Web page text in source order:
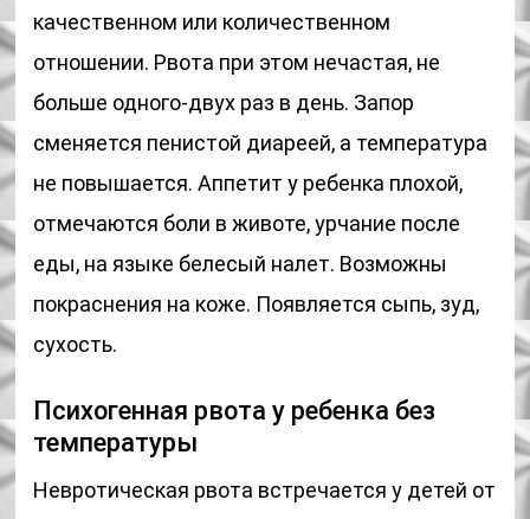
качественном или количественном
отношении. Рвота при этом нечастая, не
больше одного-двух раз в день. Запор
сменяется пенистой диареей, а температура
не повышается. Аппетит у ребенка плохой,
отмечаются боли в животе, урчание после
еды, на языке белесый налет. Возможны
покраснения на коже. Появляется сыпь, зуд,
сухость.
Психогенная рвота у ребенка без
температуры
Невротическая рвота встречается у детей от